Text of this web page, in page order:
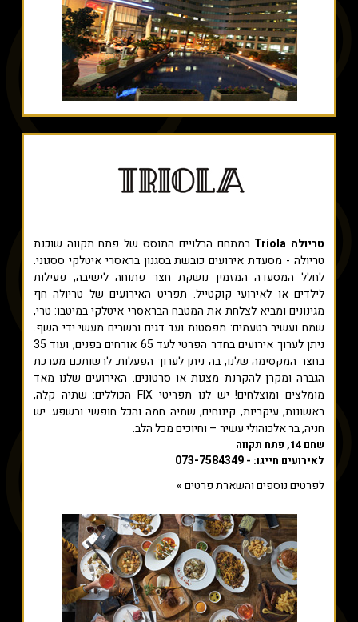
טריולה Triola
במתחם הבלויים התוסס של פתח תקווה שוכנת
טריולה - מסעדת אירועים כובשת בסגנון בראסרי איטלקי ססגוני.
לחלל המסעדה המזמין נושקת חצר פתוחה לישיבה, פעילות
לילדים או לאירועי קוקטייל. תפריט האירועים של טריולה חף
מגינונים ומביא לצלחת את המטבח הבראסרי איטלקי במיטבו: טרי,
שמח ועשיר בטעמים: מפסטות ועד דגים ובשרים מעשי ידי השף.
ניתן לערוך אירועים בחדר הפרטי לעד 65 אורחים בפנים, ועוד 35
בחצר המקסימה שלנו, בה ניתן לערוך הפעלות. לרשותכם מערכת
הגברה ומקרן להקרנת מצגות או סרטונים. האירועים שלנו מאד
מומלצים ומוצלחים! יש לנו תפריטי FIX הכוללים: שתיה קלה,
ראשונות, עיקריות, קינוחים, שתיה חמה והכל חופשי ובשפע. יש
חניה, בר אלכוהולי עשיר – וחיוכים מכל הלב.
שחם 14, פתח תקווה
לאירועים חייגו: - 073-7584349
לפרטים נוספים והשארת פרטים »